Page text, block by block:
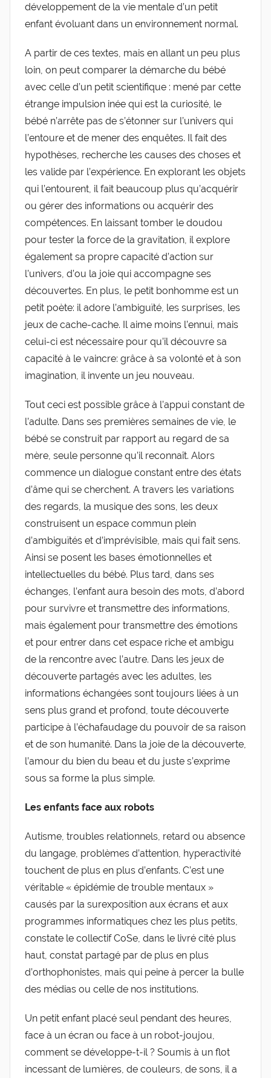
développement de la vie mentale d’un petit
enfant évoluant dans un environnement normal.
A partir de ces textes, mais en allant un peu plus
loin, on peut comparer la démarche du bébé
avec celle d’un petit scientifique : mené par cette
étrange impulsion inée qui est la curiosité, le
bébé n’arrête pas de s’étonner sur l’univers qui
l’entoure et de mener des enquêtes. Il fait des
hypothèses, recherche les causes des choses et
les valide par l’expérience. En explorant les objets
qui l’entourent, il fait beaucoup plus qu’acquérir
ou gérer des informations ou acquérir des
compétences. En laissant tomber le doudou
pour tester la force de la gravitation, il explore
également sa propre capacité d’action sur
l’univers, d’ou la joie qui accompagne ses
découvertes. En plus, le petit bonhomme est un
petit poète: il adore l’ambiguïté, les surprises, les
jeux de cache-cache. Il aime moins l’ennui, mais
celui-ci est nécessaire pour qu’il découvre sa
capacité à le vaincre: grâce à sa volonté et à son
imagination, il invente un jeu nouveau.
Tout ceci est possible grâce à l’appui constant de
l’adulte. Dans ses premières semaines de vie, le
bébé se construit par rapport au regard de sa
mère, seule personne qu’il reconnaît. Alors
commence un dialogue constant entre des états
d’âme qui se cherchent. A travers les variations
des regards, la musique des sons, les deux
construisent un espace commun plein
d’ambiguïtés et d’imprévisible, mais qui fait sens.
Ainsi se posent les bases émotionnelles et
intellectuelles du bébé. Plus tard, dans ses
échanges, l’enfant aura besoin des mots, d’abord
pour survivre et transmettre des informations,
mais également pour transmettre des émotions
et pour entrer dans cet espace riche et ambigu
de la rencontre avec l’autre. Dans les jeux de
découverte partagés avec les adultes, les
informations échangées sont toujours liées à un
sens plus grand et profond, toute découverte
participe à l’échafaudage du pouvoir de sa raison
et de son humanité. Dans la joie de la découverte,
l’amour du bien du beau et du juste s’exprime
sous sa forme la plus simple.
Les enfants face aux robots
Autisme, troubles relationnels, retard ou absence
du langage, problèmes d’attention, hyperactivité
touchent de plus en plus d’enfants. C’est une
véritable « épidémie de trouble mentaux »
causés par la surexposition aux écrans et aux
programmes informatiques chez les plus petits,
constate le collectif CoSe, dans le livré cité plus
haut, constat partagé par de plus en plus
d’orthophonistes, mais qui peine à percer la bulle
des médias ou celle de nos institutions.
Un petit enfant placé seul pendant des heures,
face à un écran ou face à un robot-joujou,
comment se développe-t-il ? Soumis à un flot
incessant de lumières, de couleurs, de sons, il a